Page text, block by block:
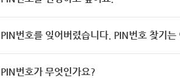
PIN번호를 잊어버렸습니다. PIN번호 찾기는
PIN번호가 무엇인가요?